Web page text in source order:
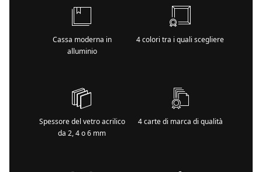
Cassa moderna in
alluminio
4 colori tra i quali scegliere
Spessore del vetro acrilico
da 2, 4 o 6 mm
4 carte di marca di qualità